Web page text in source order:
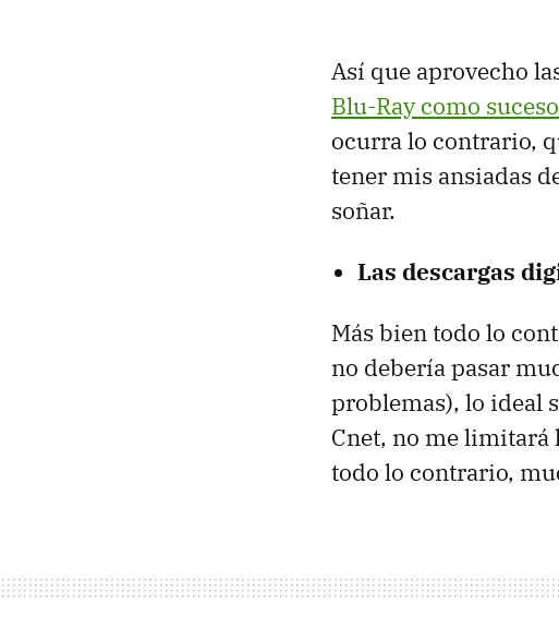
Así que aprovecho
Blu-Ray como
ocurra lo contrario,
tener mis ansiadas
soñar.
Las descargas
Más bien todo lo
no debería pasar
problemas), lo ideal
Cnet, no me limitará
todo lo contrario,